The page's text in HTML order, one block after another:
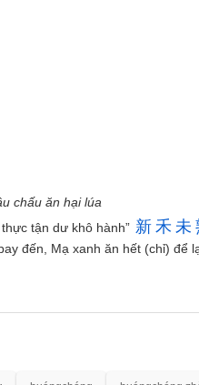
chấu ăn hại lúa
tận dư khô hành” 新 禾 未
đến, Mạ xanh ăn hết (chỉ) để